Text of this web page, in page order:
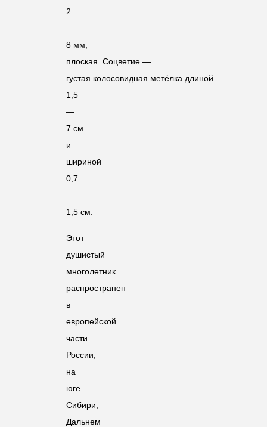
2
—
8 мм,
плоская.Соцветие —
густая колосовидная метёлка длиной
1,5
—
7 см
и
шириной
0,7
—
1,5 см.
Этот
душистый
многолетник
распространен
в
европейской
части
России,
на
юге
Сибири,
Дальнем